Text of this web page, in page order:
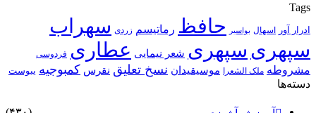
Tags
ادرار آور اسهال بواسیر حافظ رماتیسم زردی سهراب
سپهری سپهری شعر نیمایی عطاری فردوسی
مشروطه ملک الشعرا موسیقیدان نسخ تعلیق نقرس کمبوجیه یبوست
دسته‌ها